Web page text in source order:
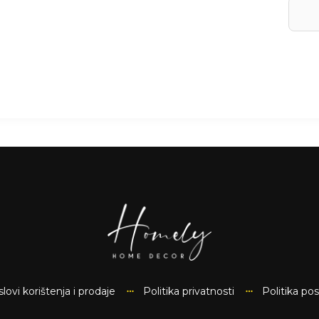
korištenja i prodaje Politika privatnosti Politika